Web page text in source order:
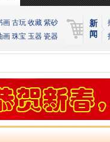
画 古玩 收藏 紫砂
画 珠宝 玉器 瓷器
新
闻